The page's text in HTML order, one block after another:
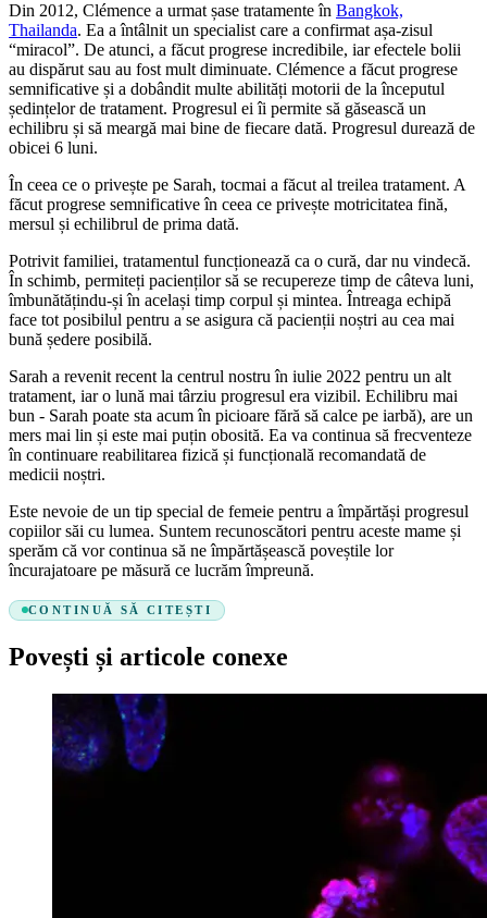
Din 2012, Clémence a urmat șase tratamente în Bangkok,
Thailanda. Ea a întâlnit un specialist care a confirmat așa-zisul
“miracol”. De atunci, a făcut progrese incredibile, iar efectele bolii
au dispărut sau au fost mult diminuate. Clémence a făcut progrese
semnificative și a dobândit multe abilități motorii de la începutul
ședințelor de tratament. Progresul ei îi permite să găsească un
echilibru și să meargă mai bine de fiecare dată. Progresul durează de
obicei 6 luni.
În ceea ce o privește pe Sarah, tocmai a făcut al treilea tratament. A
făcut progrese semnificative în ceea ce privește motricitatea fină,
mersul și echilibrul de prima dată.
Potrivit familiei, tratamentul funcționează ca o cură, dar nu vindecă.
În schimb, permiteți pacienților să se recupereze timp de câteva luni,
îmbunătățindu-și în același timp corpul și mintea. Întreaga echipă
face tot posibilul pentru a se asigura că pacienții noștri au cea mai
bună ședere posibilă.
Sarah a revenit recent la centrul nostru în iulie 2022 pentru un alt
tratament, iar o lună mai târziu progresul era vizibil. Echilibru mai
bun - Sarah poate sta acum în picioare fără să calce pe iarbă), are un
mers mai lin și este mai puțin obosită. Ea va continua să frecventeze
în continuare reabilitarea fizică și funcțională recomandată de
medicii noștri.
Este nevoie de un tip special de femeie pentru a împărtăși progresul
copiilor săi cu lumea. Suntem recunoscători pentru aceste mame și
sperăm că vor continua să ne împărtășească poveștile lor
încurajatoare pe măsură ce lucrăm împreună.
CONTINUĂ SĂ CITEȘTI
Povești și articole conexe